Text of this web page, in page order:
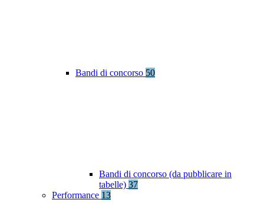
Bandi di concorso 50
Bandi di concorso (da pubblicare in
tabelle) 37
Performance 13